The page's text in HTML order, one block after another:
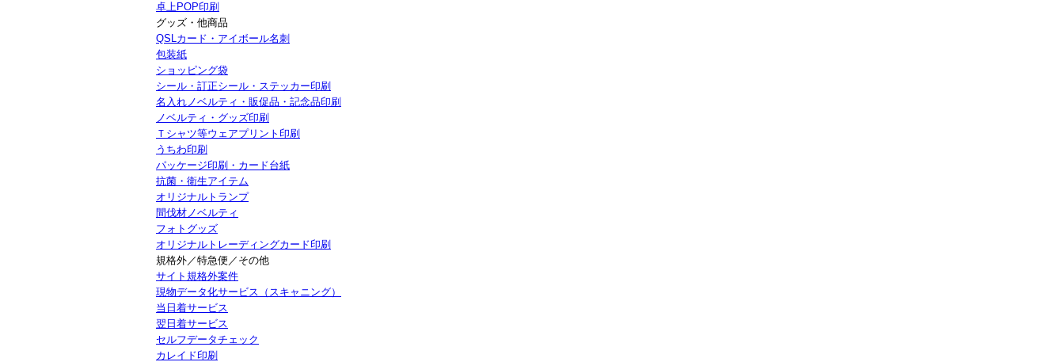
卓上POP印刷
グッズ・他商品
QSLカード・アイボール名刺
包装紙
ショッピング袋
シール・訂正シール・ステッカー印刷
名入れノベルティ・販促品・記念品印刷
ノベルティ・グッズ印刷
Ｔシャツ等ウェアプリント印刷
うちわ印刷
パッケージ印刷・カード台紙
抗菌・衛生アイテム
オリジナルトランプ
間伐材ノベルティ
フォトグッズ
オリジナルトレーディングカード印刷
規格外／特急便／その他
サイト規格外案件
現物データ化サービス（スキャニング）
当日着サービス
翌日着サービス
セルフデータチェック
カレイド印刷